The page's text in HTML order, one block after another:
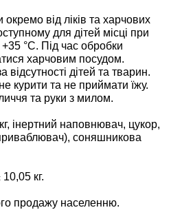
від ліків та харчових
для дітей місці при
°С. Під час обробки
харчовим посудом.
дітей та тварин.
курити та не приймати їжу.
та руки з милом.
інертний наповнювач, цукор,
соняшникова
кг.
продажу населенню.